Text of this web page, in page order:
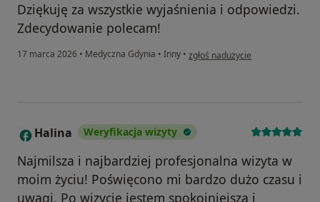
Dziękuję za wszystkie wyjaśnienia i odpowiedzi.
Zdecydowanie polecam!
17 marca 2026 • Medyczna Gdynia • Inny • w opinii użytkownika RB
zgłoś nadużycie
H Halina Weryfikacja wizyty
Najmilsza i najbardziej profesjonalna wizyta w
moim życiu! Poświęcono mi bardzo dużo czasu i
uwagi. Po wizycie jestem spokojniejsza i